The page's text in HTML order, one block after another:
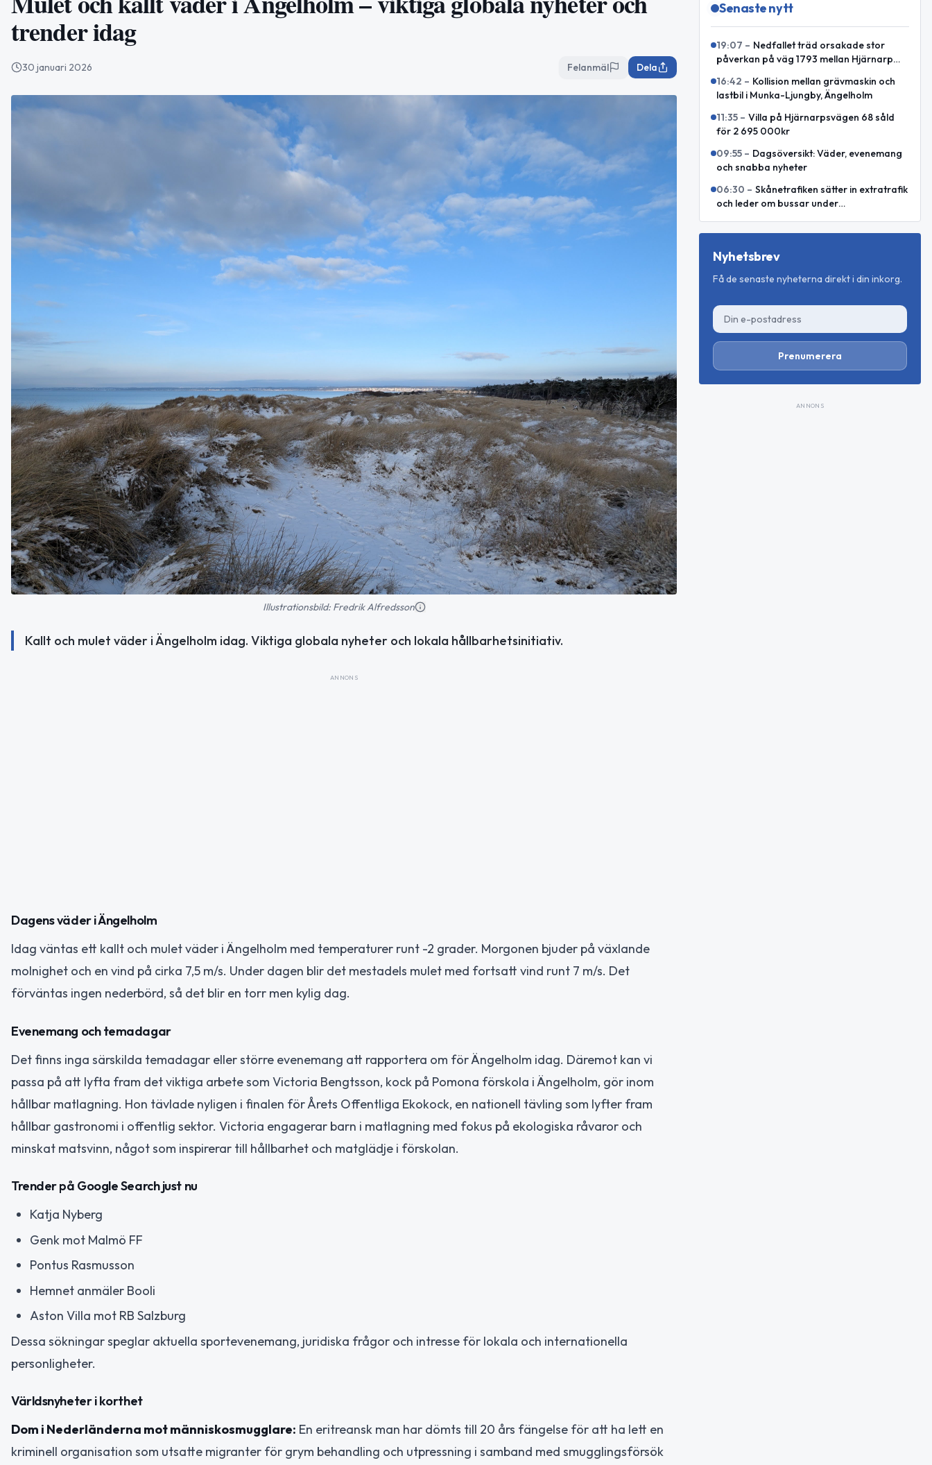
trender idag
30 januari 2026 Felanmäl Dela
Illustrationsbild: Fredrik Alfredsson
Kallt och mulet väder i Ängelholm idag. Viktiga globala nyheter och lokala hållbarhetsinitiativ.
ANNONS
Dagens väder i Ängelholm
Idag väntas ett kallt och mulet väder i Ängelholm med temperaturer runt -2 grader. Morgonen bjuder på växlande
molnighet och en vind på cirka 7,5 m/s. Under dagen blir det mestadels mulet med fortsatt vind runt 7 m/s. Det
förväntas ingen nederbörd, så det blir en torr men kylig dag.
Evenemang och temadagar
Det finns inga särskilda temadagar eller större evenemang att rapportera om för Ängelholm idag. Däremot kan vi
passa på att lyfta fram det viktiga arbete som Victoria Bengtsson, kock på Pomona förskola i Ängelholm, gör inom
hållbar matlagning. Hon tävlade nyligen i finalen för Årets Offentliga Ekokock, en nationell tävling som lyfter fram
hållbar gastronomi i offentlig sektor. Victoria engagerar barn i matlagning med fokus på ekologiska råvaror och
minskat matsvinn, något som inspirerar till hållbarhet och matglädje i förskolan.
Trender på Google Search just nu
Katja Nyberg
Genk mot Malmö FF
Pontus Rasmusson
Hemnet anmäler Booli
Aston Villa mot RB Salzburg
Dessa sökningar speglar aktuella sportevenemang, juridiska frågor och intresse för lokala och internationella
personligheter.
Världsnyheter i korthet
Dom i Nederländerna mot människosmugglare: En eritreansk man har dömts till 20 års fängelse för att ha lett en
kriminell organisation som utsatte migranter för grym behandling och utpressning i samband med smugglingsförsök
Senaste nytt
19:07 – Nedfallet träd orsakade stor
påverkan på väg 1793 mellan Hjärnarp
16:42 – Kollision mellan grävmaskin och
lastbil i Munka-Ljungby, Ängelholm
11:35 – Villa på Hjärnarpsvägen 68 såld
för 2 695 000kr
09:55 – Dagsöversikt: Väder, evenemang
och snabba nyheter
06:30 – Skånetrafiken sätter in extratrafik
och leder om bussar under
Nyhetsbrev
Få de senaste nyheterna direkt i din inkorg.
Prenumerera
ANNONS